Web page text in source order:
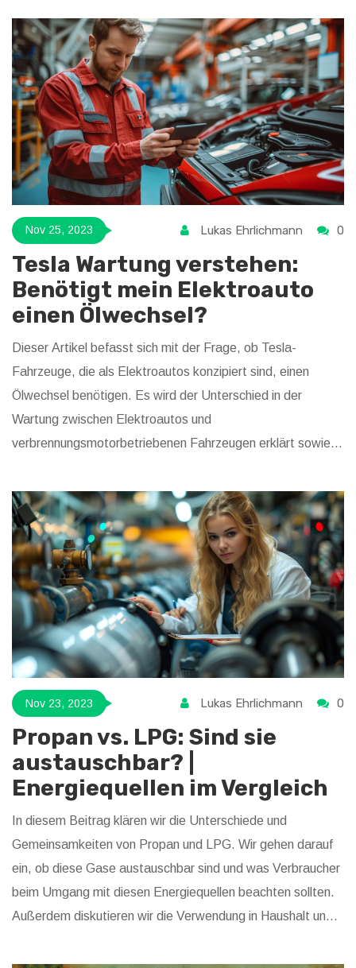
werden mögliche Herausforderungen der Elektromobilität
und die Bedeutung alternativer Antriebe diskutiert.
Nov 25, 2023 Lukas Ehrlichmann 0
Tesla Wartung verstehen:
Benötigt mein Elektroauto
einen Ölwechsel?
Dieser Artikel befasst sich mit der Frage, ob Tesla-
Fahrzeuge, die als Elektroautos konzipiert sind, einen
Ölwechsel benötigen. Es wird der Unterschied in der
Wartung zwischen Elektroautos und
verbrennungsmotorbetriebenen Fahrzeugen erklärt sowie
Wartungsanforderungen von Tesla-Fahrzeugen gegeben.
Lesen Sie weiter, um mehr über das Wartungsroutine eines
der fortschrittlichsten Automarke zu erfahren.
Nov 23, 2023 Lukas Ehrlichmann 0
Propan vs. LPG: Sind sie
austauschbar? |
Energiequellen im Vergleich
In diesem Beitrag klären wir die Unterschiede und
Gemeinsamkeiten von Propan und LPG. Wir gehen darauf
ein, ob diese Gase austauschbar sind und was Verbraucher
beim Umgang mit diesen Energiequellen beachten sollten.
Außerdem diskutieren wir die Verwendung in Haushalt und
und Tipps bieten einen Mehrwert für alle, die mehr über